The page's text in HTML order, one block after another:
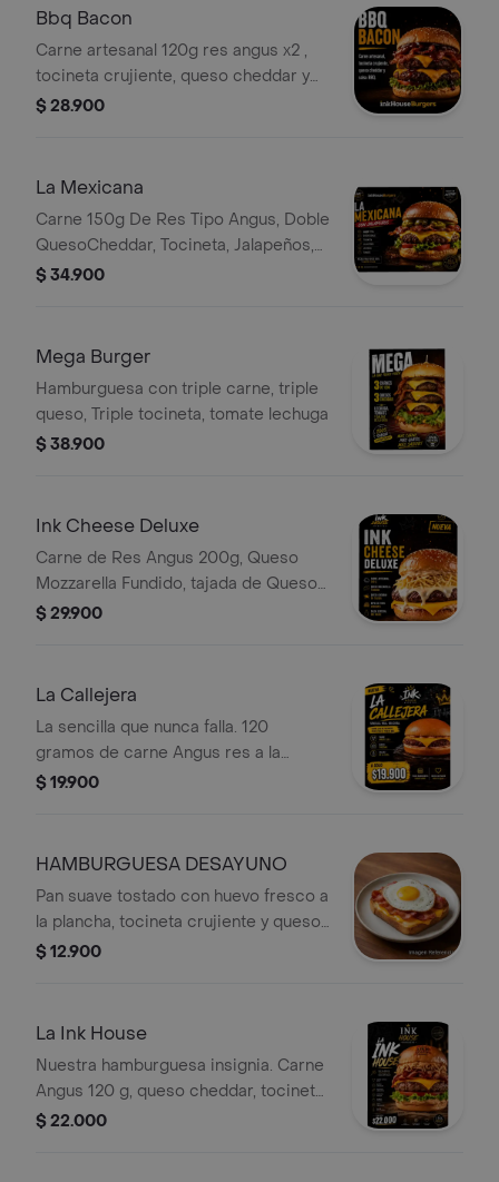
Bbq Bacon
Carne artesanal 120g res angus x2 ,
tocineta crujiente, queso cheddar y
salsa BBQ en pan con ajonjolí.
$ 28.900
La Mexicana
Carne 150g De Res Tipo Angus, Doble
QuesoCheddar, Tocineta, Jalapeños,
Lechuga y Tomate. Salsa de la casa
$ 34.900
Mega Burger
Hamburguesa con triple carne, triple
queso, Triple tocineta, tomate lechuga
$ 38.900
Ink Cheese Deluxe
Carne de Res Angus 200g, Queso
Mozzarella Fundido, tajada de Queso
Cheddar, Ripio de Papas Crocante y
nuestro Pan Brioche.
$ 29.900
La Callejera
La sencilla que nunca falla. 120
gramos de carne Angus res a la
parrilla, queso cheddar derretido,
mucho sabor.
$ 19.900
HAMBURGUESA DESAYUNO
Pan suave tostado con huevo fresco a
la plancha, tocineta crujiente y queso
cheddar derretido. Una combinación
$ 12.900
La Ink House
Nuestra hamburguesa insignia. Carne
Angus 120 g, queso cheddar, tocineta
crocante, lechuga fresca, tomate,
$ 22.000